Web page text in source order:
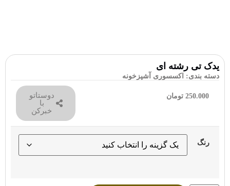
یدک تی رشته ای
دسته بندی: اکسسوری آشپزخونه
250.000 تومان
دوستاتو
با
خبرکن
رنگ